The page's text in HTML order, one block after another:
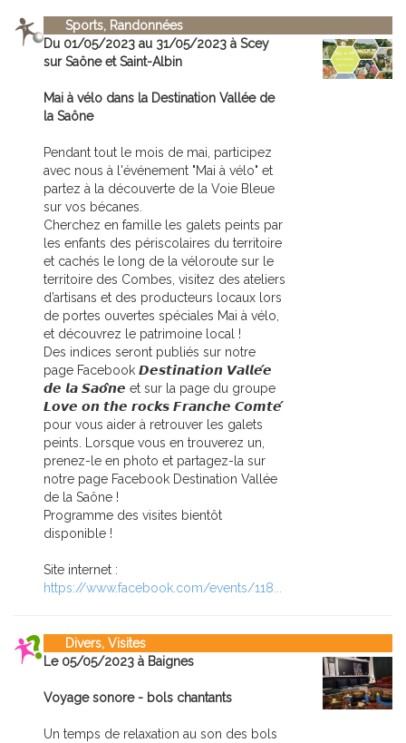
Sports, Randonnées
Du 01/05/2023 au 31/05/2023 à Scey
sur Saône et Saint-Albin
Mai à vélo dans la Destination Vallée de
la Saône
Pendant tout le mois de mai, participez
avec nous à l'événement "Mai à vélo" et
partez à la découverte de la Voie Bleue
sur vos bécanes.
Cherchez en famille les galets peints par
les enfants des périscolaires du territoire
et cachés le long de la véloroute sur le
territoire des Combes, visitez des ateliers
d’artisans et des producteurs locaux lors
de portes ouvertes spéciales Mai à vélo,
et découvrez le patrimoine local !
Des indices seront publiés sur notre
page Facebook 𝘿𝙚𝙨𝙩𝙞𝙣𝙖𝙩𝙞𝙤𝙣 𝙑𝙖𝙡𝙡𝙚́𝙚
𝙙𝙚 𝙡𝙖 𝙎𝙖𝙤̂𝙣𝙚 et sur la page du groupe
𝙇𝙤𝙫𝙚 𝙤𝙣 𝙩𝙝𝙚 𝙧𝙤𝙘𝙠𝙨 𝙁𝙧𝙖𝙣𝙘𝙝𝙚 𝘾𝙤𝙢𝙩𝙚́
pour vous aider à retrouver les galets
peints. Lorsque vous en trouverez un,
prenez-le en photo et partagez-la sur
notre page Facebook Destination Vallée
de la Saône !
Programme des visites bientôt
disponible !
Site internet :
https://www.facebook.com/events/118...
Divers, Visites
Le 05/05/2023 à Baignes
Voyage sonore - bols chantants
Un temps de relaxation au son des bols